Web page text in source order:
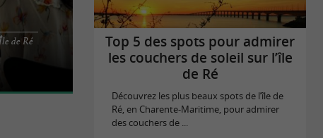
de Ré
à La
Ré, se
Top 5 des spots pour admirer
les couchers de soleil sur l’île
de Ré
Découvrez les plus beaux spots de l’île de
Ré, en Charente-Maritime, pour admirer
des couchers de ...